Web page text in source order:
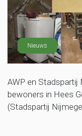
Nieuws
AWP en Stadspartij
bewoners in Hees
(Stadspartij